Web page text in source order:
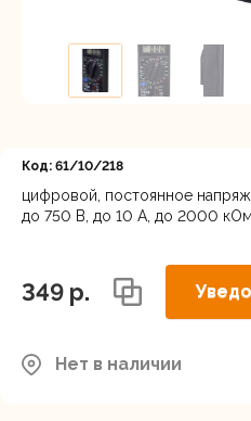
Код: 61/10/218
цифровой, постоянное
до 750 В, до 10 А, до 2000 кОм
349 p.
Нет в наличии
Регистрация